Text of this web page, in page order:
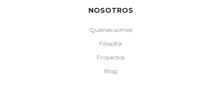
NOSOTROS
Quiénes somos
Filosofía
Proyectos
Blog